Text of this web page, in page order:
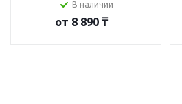
В наличии
от 8 890 ₸